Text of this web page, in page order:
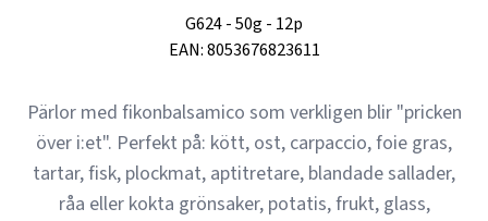
G624-50g - 12p
EAN:8053676823611
Pärlor med fikonbalsamico som verkligen blir "pricken
över i:et". Perfekt på: kött, ost, carpaccio, foie gras,
tartar, fisk, plockmat, aptitretare, blandade sallader,
råa eller kokta grönsaker, potatis, frukt, glass,